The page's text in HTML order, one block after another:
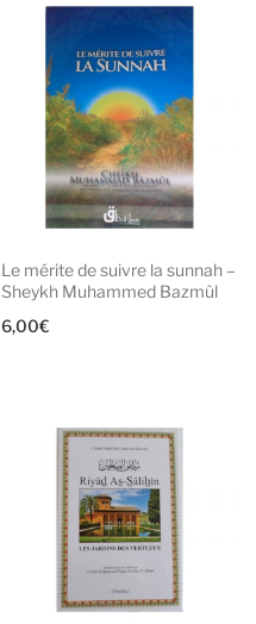
Le mérite de suivre la sunnah –
Sheykh Muhammed Bazmûl
6,00€